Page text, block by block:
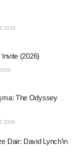
2026
Invite (2026)
The Odyssey
2026
Dair: David Lynch’in